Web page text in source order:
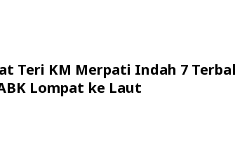
Teri KM Merpati Indah 7
Lompat ke Laut